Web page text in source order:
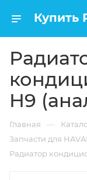
H9
Главная —
Запчасти для
Радиатор